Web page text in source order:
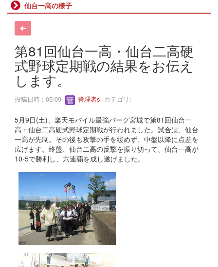
仙台一高の様子
第81回仙台一高・仙台二高硬
式野球定期戦の結果をお伝え
します。
投稿日時 : 05/09 管理者s カテゴリ:
5月9日(土)、楽天モバイル最強パーク宮城で第81回仙台一
高・仙台二高硬式野球定期戦が行われました。試合は、仙台
一高が先制。その後も攻撃の手を緩めず、中盤以降に点差を
広げます。終盤、仙台二高の反撃を振り切って、仙台一高が
10-5で勝利し、六連覇を成し遂げました。